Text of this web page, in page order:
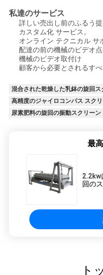
私達のサービス
詳しい売出し前のふるう提
カスタム化 サービス。
オンライン テクニカル サ
配達の前の機械のビデオ
機械のビデオ取付け
顧客から必要とされるすべ
混合された乾燥した乳鉢の旋回ス
高精度のジャイロコンパス スク
尿素肥料の旋回の振動スクリーン
最
2.2kw
回の
ト